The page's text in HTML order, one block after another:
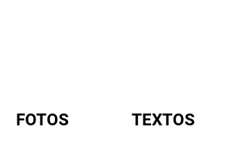
FOTOS TEXTOS